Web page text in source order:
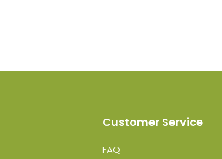
Customer Service
FAQ